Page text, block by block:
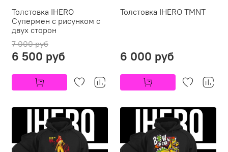
Толстовка IHERO
Супермен с рисунком с
двух сторон
7 000 руб
6 500 руб
Толстовка IHERO TMNT
6 000 руб